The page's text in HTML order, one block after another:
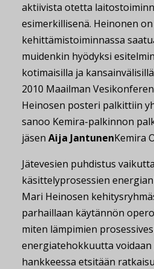
aktiivista otetta
esimerkillisenä. Heinonen
kehittämistoiminnassa
muidenkin hyödyksi
kotimaisilla ja
2010 Maailman
Heinosen posteri palkittiin
sanoo Kemira-palkinnon
jäsen Aija JantunenKemira
Jätevesien puhdistus
käsittelyprosessien
Mari Heinosen
parhaillaan käytännön
miten lämpimien
energiatehokkuutta voidaan
hankkeessa etsitään